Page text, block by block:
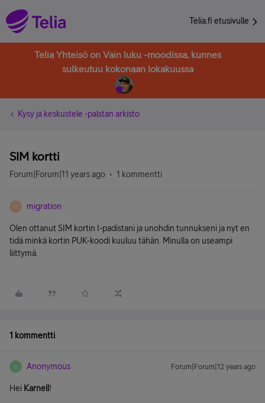
Telia.fi etusivulle
Telia Yhteisö on Vain luku -moodissa, kunnes
sulkeutuu kokonaan lokakuussa
Kysy ja keskustele -palstan arkisto
SIM kortti
Forum|Forum|11 years ago 1 kommentti
M migration
Olen ottanut SIM kortin I-padistani ja unohdin tunnukseni ja nyt en
tidä minkä kortin PUK-koodi kuuluu tähän. Minulla on useampi
liittymä.
1 kommentti
A Anonymous Forum|Forum|12 years ago
Hei Karnell!